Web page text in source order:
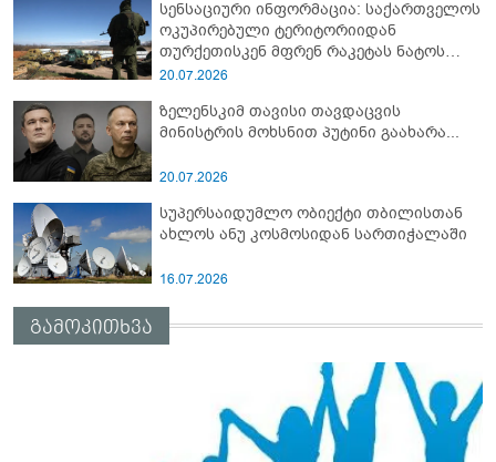
სენსაციური ინფორმაცია: საქართველოს
ოკუპირებული ტერიტორიიდან
თურქეთისკენ მფრენ რაკეტას ნატოს
სამიტი კინაღამ ჩაუშლია
20.07.2026
ზელენსკიმ თავისი თავდაცვის
მინისტრის მოხსნით პუტინი გაახარა...
20.07.2026
სუპერსაიდუმლო ობიექტი თბილისთან
ახლოს ანუ კოსმოსიდან სართიჭალაში
16.07.2026
გამოკითხვა